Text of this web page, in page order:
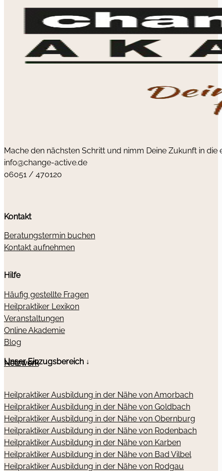
Mache den nächsten Schritt und nimm Deine Zukunft in die
info@change-active.de
06051 / 470120
Kontakt
Beratungstermin buchen
Kontakt aufnehmen
Hilfe
Häufig gestellte Fragen
Heilpraktiker Lexikon
Veranstaltungen
Online Akademie
Blog
Netzwerk
Unser Einzugsbereich ↓
Heilpraktiker Ausbildung in der Nähe von Amorbach
Heilpraktiker Ausbildung in der Nähe von Goldbach
Heilpraktiker Ausbildung in der Nähe von Obernburg
Heilpraktiker Ausbildung in der Nähe von Rodenbach
Heilpraktiker Ausbildung in der Nähe von Karben
Heilpraktiker Ausbildung in der Nähe von Bad Vilbel
Heilpraktiker Ausbildung in der Nähe von Rodgau